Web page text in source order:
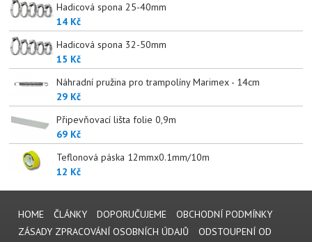
Hadicová spona 25-40mm
14 Kč
Hadicová spona 32-50mm
15 Kč
Náhradní pružina pro trampolíny Marimex - 14cm
29 Kč
Připevňovací lišta folie 0,9m
69 Kč
Teflonová páska 12mmx0.1mm/10m
12 Kč
HOME ČLÁNKY DOPORUČUJEME
OBCHODNÍ PODMÍNKY
ZÁSADY ZPRACOVÁNÍ OSOBNÍCH ÚDAJŮ
ODSTOUPENÍ OD